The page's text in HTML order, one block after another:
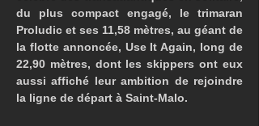
du plus compact engagé, le trimaran
Proludic et ses 11,58 mètres, au géant de
la flotte annoncée, Use It Again, long de
22,90 mètres, dont les skippers ont eux
aussi affiché leur ambition de rejoindre
la ligne de départ à Saint-Malo.